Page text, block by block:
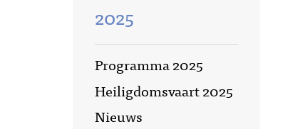
2025
Programma 2025
Heiligdomsvaart 2025
Nieuws